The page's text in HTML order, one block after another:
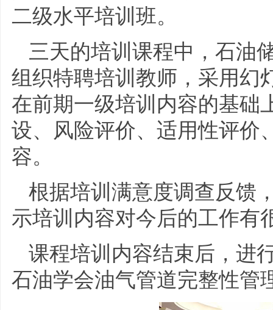
二级水平培训班。
三天的培训课程中，石油
组织特聘培训教师，采用幻
在前期一级培训内容的基础
设、风险评价、适用性评价
容。
根据培训满意度调查反馈
示培训内容对今后的工作有
课程培训内容结束后，进
石油学会油气管道完整性管